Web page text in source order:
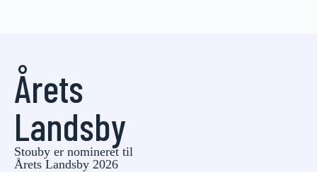
Årets
Landsby
Stouby er nomineret til
Årets Landsby 2026